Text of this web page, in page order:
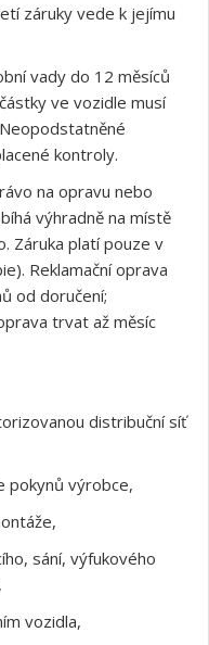
záruky vede k jejímu
vady do 12 měsíců
ve vozidle musí
kontroly.
na opravu nebo
výhradně na místě
Záruka platí pouze v
Reklamační oprava
od doručení;
trvat až měsíc
distribuční síť
pokynů výrobce,
sání, výfukového
vozidla,